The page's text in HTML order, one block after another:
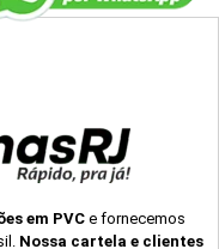
em PVC e fornecemos
Nossa cartela e clientes